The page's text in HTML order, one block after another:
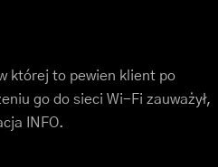
której to pewien klient po
go do sieci Wi-Fi zauważył,
INFO.